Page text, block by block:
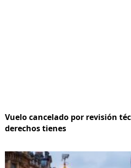
Vuelo cancelado por revisión
derechos tienes